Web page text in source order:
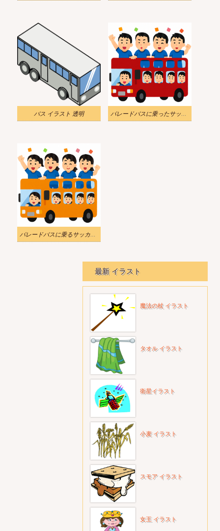
バス イラスト 透明 パレードバスに乗ったサッカークラブのイラスト
パレードバスに乗るサッカー選手の女性のイラスト
最新 イラスト
魔法の杖 イラスト
タオル イラスト
衛星イラスト
小麦 イラスト
スモア イラスト
女王 イラスト